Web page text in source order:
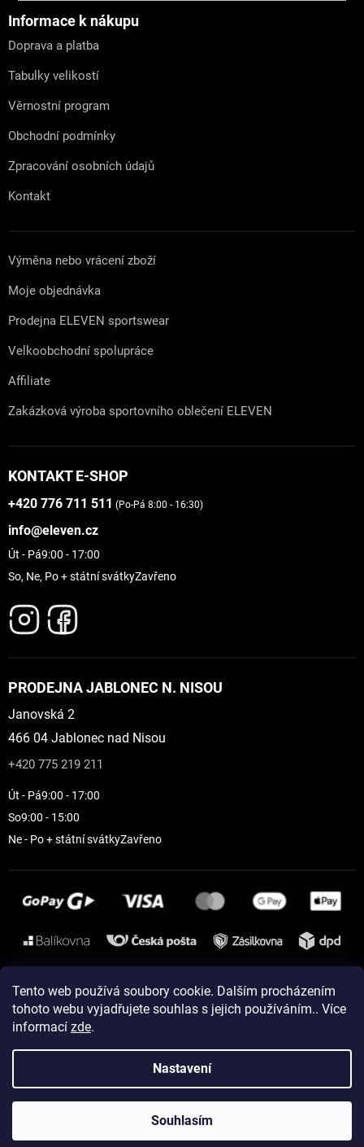
Tento web používá soubory cookie. Dalším procházením
tohoto webu vyjadřujete souhlas s jejich používáním.. Více
informací zde.
Nastavení
Souhlasím
Informace k nákupu
Doprava a platba
Tabulky velikostí
Věrnostní program
Obchodní podmínky
Zpracování osobních údajů
Kontakt
Výměna nebo vrácení zboží
Moje objednávka
Prodejna ELEVEN sportswear
Velkoobchodní spolupráce
Affiliate
Zakázková výroba sportovního oblečení ELEVEN
KONTAKT E-SHOP
+420 776 711 511 (Po-Pá 8:00 - 16:30)
info@eleven.cz
Út - Pá9:00 - 17:00
So, Ne, Po + státní svátkyZavřeno
PRODEJNA JABLONEC N. NISOU
Janovská 2
466 04 Jablonec nad Nisou
+420 775 219 211
Út - Pá9:00 - 17:00
So9:00 - 15:00
Ne - Po + státní svátkyZavřeno
Instagram
Vytvořil Shoptet
Copyright 2026ELEVEN sportswear. Všechna práva vyhrazena.
Upravit nastavení cookies